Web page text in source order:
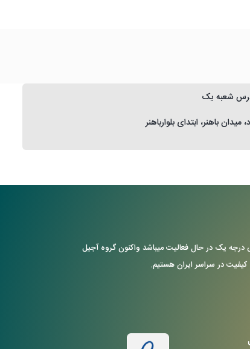
شعبه یک
میدان باهنر، ابتدای بلوارباهنر
ی اجناس درجه یک در حال فعالیت میباشد واکنون گروه آجیل
کیفیت در سراسر ایران هستیم.